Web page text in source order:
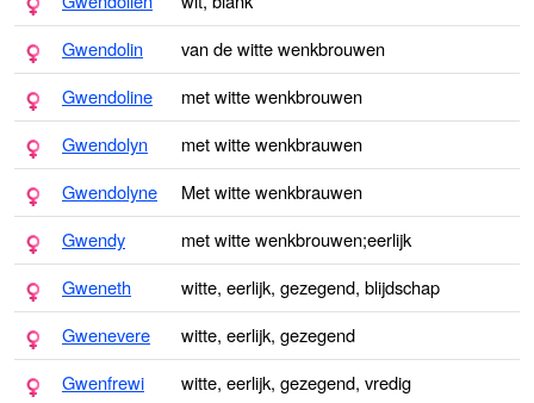
Gwendolin
van de witte wenkbrouwen
Gwendoline
met witte wenkbrouwen
Gwendolyn
met witte wenkbrauwen
Gwendolyne
Met witte wenkbrauwen
Gwendy
met witte wenkbrouwen;eerlijk
Gweneth
witte, eerlijk, gezegend, blijdschap
Gwenevere
witte, eerlijk, gezegend
Gwenfrewi
witte, eerlijk, gezegend, vredig